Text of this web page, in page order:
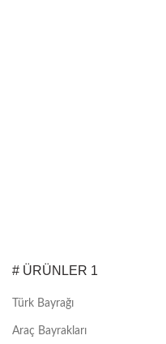
# ÜRÜNLER 1
Türk Bayrağı
Araç Bayrakları